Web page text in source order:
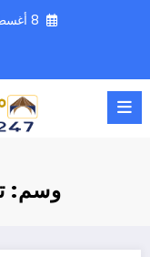
8 أغسطس، 2026
وسم: